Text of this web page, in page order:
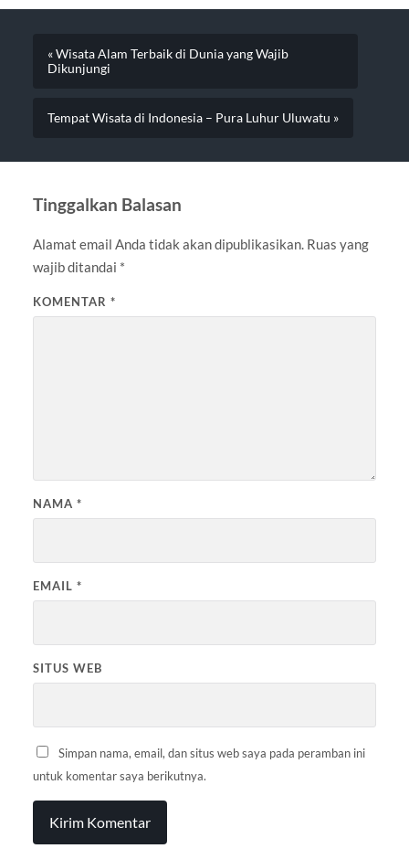
« Wisata Alam Terbaik di Dunia yang Wajib
Dikunjungi
Tempat Wisata di Indonesia – Pura Luhur Uluwatu »
Tinggalkan Balasan
Alamat email Anda tidak akan dipublikasikan. Ruas yang
wajib ditandai *
KOMENTAR *
NAMA *
EMAIL *
SITUS WEB
Simpan nama, email, dan situs web saya pada peramban ini
untuk komentar saya berikutnya.